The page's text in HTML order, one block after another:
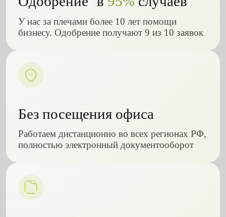
У нас за плечами более 10 лет помощи
бизнесу. Одобрение получают 9 из 10 заявок
Без посещения офиса
Работаем дистанционно во всех регионах РФ,
полностью электронный документооборот